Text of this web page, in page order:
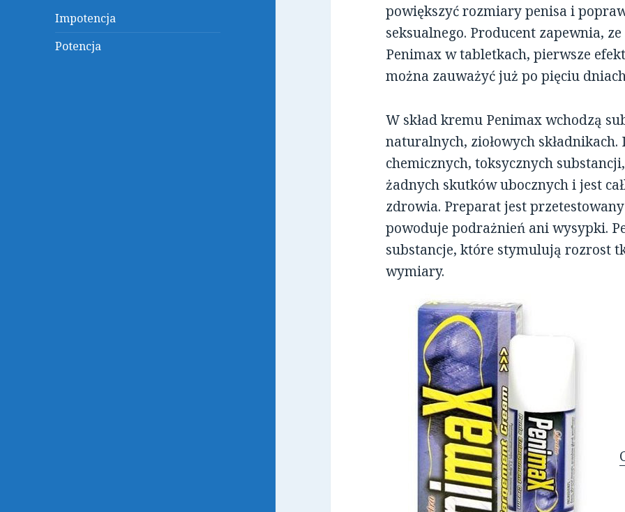
Impotencja
Potencja
powiększyć rozmiary penisa i
seksualnego. Producent zapewnia,
Penimax w tabletkach, pierwsze
można zauważyć już po pięciu
W skład kremu Penimax wchodzą
naturalnych, ziołowych
chemicznych, toksycznych
żadnych skutków ubocznych i jest
zdrowia. Preparat jest
powoduje podrażnień ani wysypki.
substancje, które stymulują rozrost
wymiary.